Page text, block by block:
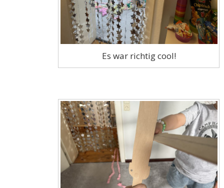
Es war richtig cool!